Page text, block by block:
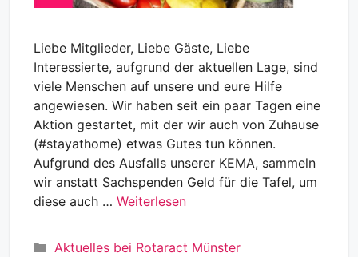
Liebe Mitglieder, Liebe Gäste, Liebe
Interessierte, aufgrund der aktuellen Lage, sind
viele Menschen auf unsere und eure Hilfe
angewiesen. Wir haben seit ein paar Tagen eine
Aktion gestartet, mit der wir auch von Zuhause
(#stayathome) etwas Gutes tun können.
Aufgrund des Ausfalls unserer KEMA, sammeln
wir anstatt Sachspenden Geld für die Tafel, um
diese auch … Weiterlesen
Kategorien
Aktuelles bei Rotaract Münster